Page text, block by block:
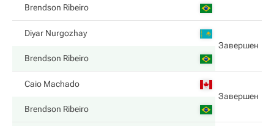
Brendson Ribeiro
Diyar Nurgozhay
Завершен
Brendson Ribeiro
Caio Machado
Завершен
Brendson Ribeiro